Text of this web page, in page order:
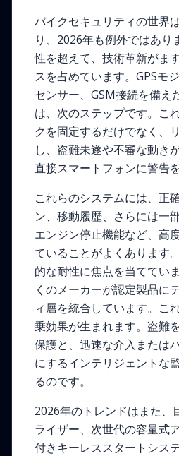
バイクセキュリティの世界
り、2026年も例外ではあり
性を超えて、技術革新がま
スを占めています。GPSモ
センサー、GSM接続を備え
は、次のステップです。こ
クを固定するだけでなく、
し、盗難未遂や不審な動き
直接スマートフォンに警告
これらのシステムには、正
ン、移動履歴、さらには一
エンジン停止機能など、高
ていることがよくあります
的な耐性に焦点を当ててい
くのメーカーが認定製品に
ィ層を統合しています。こ
乗効果が生まれます。盗難
保護と、迅速な介入または
にするインテリジェントな
るのです。
2026年のトレンドはまた、
ライザー、次世代の容量式
付きキーレススタートシス